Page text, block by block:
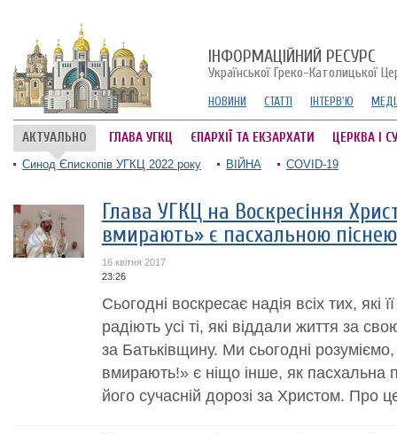
ІНФОРМАЦІЙНИЙ РЕСУРС
Української Греко-Католицької
НОВИНИ СТАТТІ ІНТЕРВ'Ю
АКТУАЛЬНО ГЛАВА УГКЦ ЄПАРХІЇ ТА ЕКЗАРХАТИ ЦЕРКВА І
Синод Єпископів УГКЦ 2022 року ВІЙНА COVID-19
Глава УГКЦ на Воскресіння
вмирають» є пасхальною
16 квітня 2017
23:26
Сьогодні воскресає надія всіх тих, які
радіють усі ті, які віддали життя за
за Батьківщину. Ми сьогодні
вмирають!» є ніщо інше, як пасхальна
його сучасній дорозі за Христом. Про